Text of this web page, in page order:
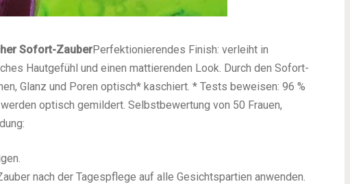
Sofort-ZauberPerfektionierendes Finish: verleiht in
Hautgefühl und einen mattierenden Look. Durch den Sofort-
Glanz und Poren optisch* kaschiert. * Tests beweisen: 96 %
optisch gemildert. Selbstbewertung von 50 Frauen,
nach der Tagespflege auf alle Gesichtspartien anwenden.